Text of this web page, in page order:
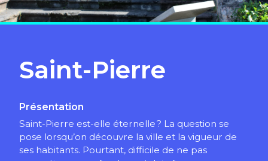
Saint-Pierre
Présentation
Saint-Pierre est-elle éternelle ? La question se
pose lorsqu’on découvre la ville et la vigueur de
ses habitants. Pourtant, difficile de ne pas